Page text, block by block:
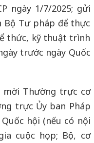
ngày 1/7/2025; gửi
Bộ Tư pháp để thực
thức, kỹ thuật trình
trước ngày Quốc
mời Thường trực cơ
trực Ủy ban Pháp
hội (nếu có nội
cuộc họp; Bộ, cơ